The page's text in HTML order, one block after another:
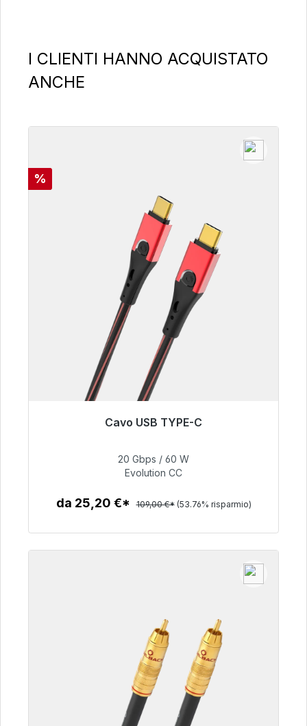
Salta la galleria dei prodotti
I CLIENTI HANNO ACQUISTATO
ANCHE
Sconto
%
Cavo USB TYPE-C
Pronto per la spedizione immediata, tempo di
50,40 €
20 Gbps / 60 W
Evolution CC
da 25,20 €* 109,00 €* (53.76% risparmio)